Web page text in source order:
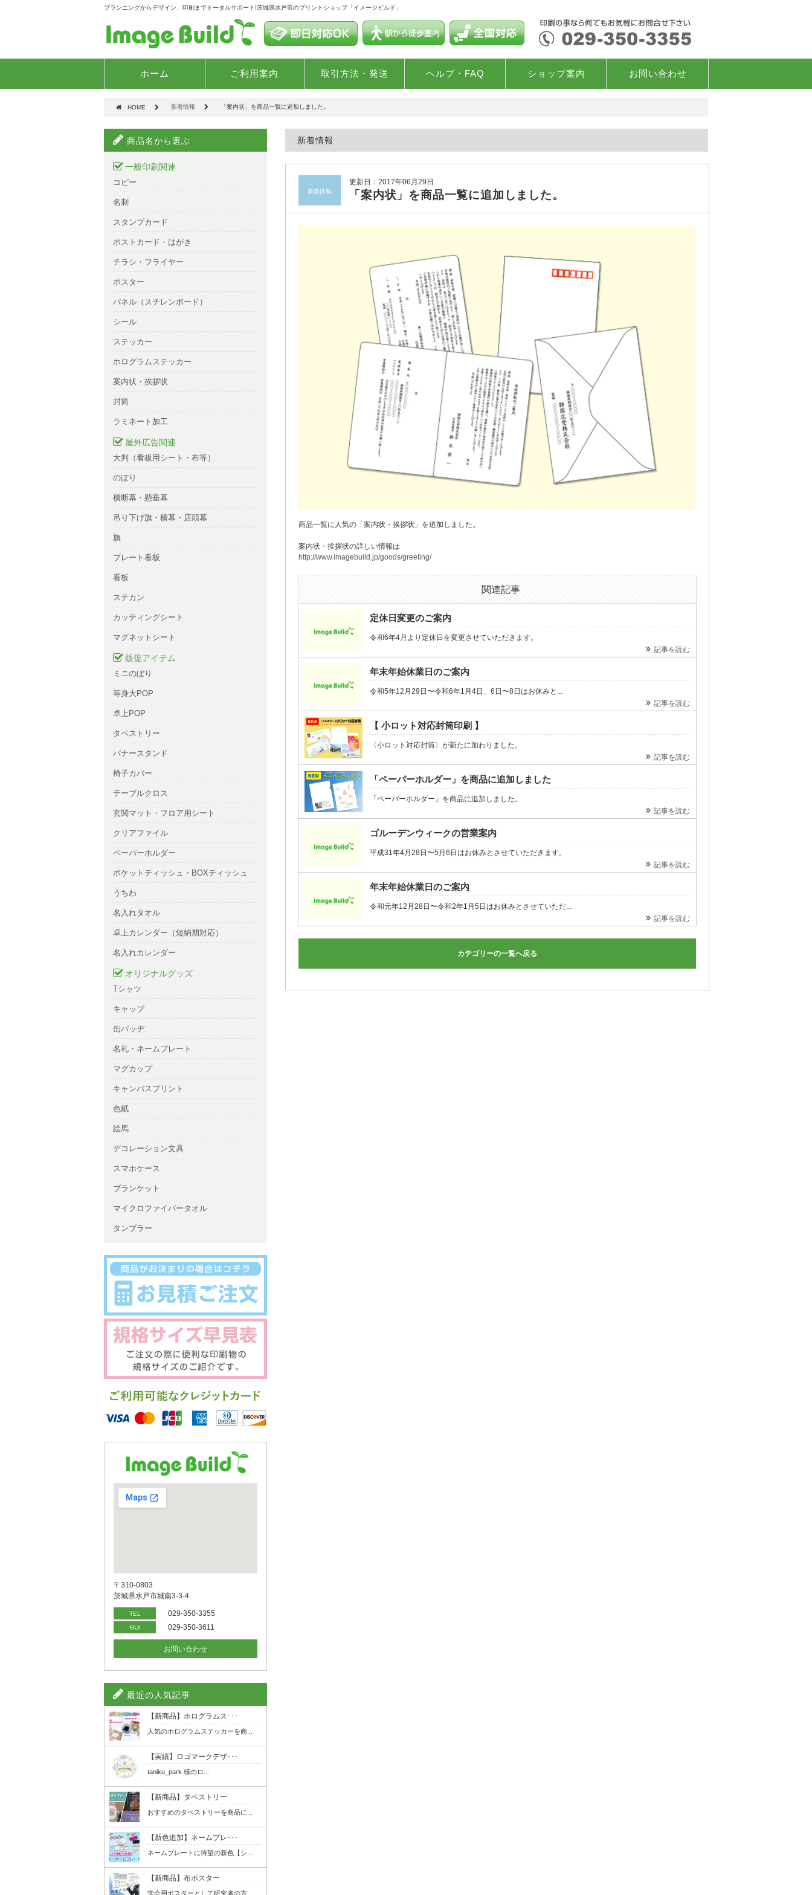
プランニングからデザイン、印刷までトータルサポート!茨城県水戸市のプリントショップ「イメージビルド」
ホーム ご利用案内 取引方法・発送 ヘルプ・FAQ ショップ案内 お問い合わせ
HOME 新着情報 「案内状」を商品一覧に追加しました。
新着情報
新着情報
更新日：2017年06月29日
「案内状」を商品一覧に追加しました。
商品一覧に人気の「案内状・挨拶状」を追加しました。
案内状・挨拶状の詳しい情報は
http://www.imagebuild.jp/goods/greeting/
関連記事
定休日変更のご案内
令和6年4月より定休日を変更させていただきます。
記事を読む
年末年始休業日のご案内
令和5年12月29日〜令和6年1月4日、6日〜8日はお休みと...
記事を読む
【 小ロット対応封筒印刷 】
〈小ロット対応封筒〉が新たに加わりました。
記事を読む
「ペーパーホルダー」を商品に追加しました
「ペーパーホルダー」を商品に追加しました。
記事を読む
ゴルーデンウィークの営業案内
平成31年4月28日〜5月6日はお休みとさせていただきます。
記事を読む
年末年始休業日のご案内
令和元年12月28日〜令和2年1月5日はお休みとさせていただ...
記事を読む
カテゴリーの一覧へ戻る
商品名から選ぶ
一般印刷関連
コピー
名刺
スタンプカード
ポストカード・はがき
チラシ・フライヤー
ポスター
パネル（スチレンボード）
シール
ステッカー
ホログラムステッカー
案内状・挨拶状
封筒
ラミネート加工
屋外広告関連
大判（看板用シート・布等）
のぼり
横断幕・懸垂幕
吊り下げ旗・横幕・店頭幕
旗
プレート看板
看板
ステカン
カッティングシート
マグネットシート
販促アイテム
ミニのぼり
等身大POP
卓上POP
タペストリー
バナースタンド
椅子カバー
テーブルクロス
玄関マット・フロア用シート
クリアファイル
ペーパーホルダー
ポケットティッシュ・BOXティッシュ
うちわ
名入れタオル
卓上カレンダー（短納期対応）
名入れカレンダー
オリジナルグッズ
Tシャツ
キャップ
缶バッヂ
名札・ネームプレート
マグカップ
キャンバスプリント
色紙
絵馬
デコレーション文具
スマホケース
ブランケット
マイクロファイバータオル
タンブラー
〒310-0803
茨城県水戸市城南3-3-4
TEL 029-350-3355
FAX 029-350-3611
お問い合わせ
最近の人気記事
【新商品】ホログラムス･･･
人気のホログラムステッカーを商...
【実績】ロゴマークデザ･･･
taniku_park 様のロ...
【新商品】タペストリー
おすすめのタペストリーを商品に...
【新色追加】ネームプレ･･･
ネームプレートに待望の新色【シ...
【新商品】布ポスター
学会用ポスターとして研究者の方...